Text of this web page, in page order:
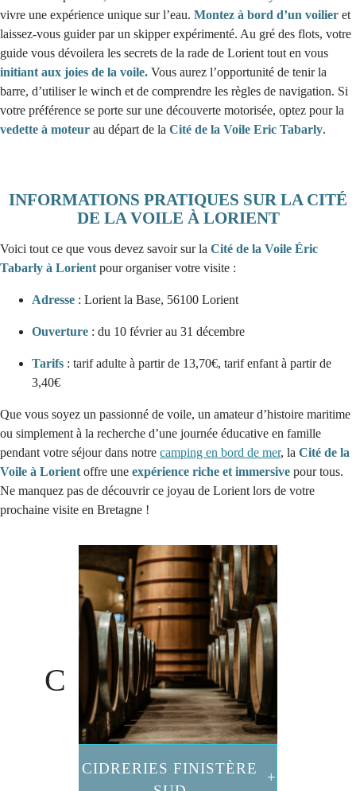
vivre une expérience unique sur l’eau. Montez à bord d’un voilier et
laissez-vous guider par un skipper expérimenté. Au gré des flots, votre
guide vous dévoilera les secrets de la rade de Lorient tout en vous
initiant aux joies de la voile. Vous aurez l’opportunité de tenir la
barre, d’utiliser le winch et de comprendre les règles de navigation. Si
votre préférence se porte sur une découverte motorisée, optez pour la
vedette à moteur au départ de la Cité de la Voile Eric Tabarly.
INFORMATIONS PRATIQUES SUR LA CITÉ
DE LA VOILE À LORIENT
Voici tout ce que vous devez savoir sur la Cité de la Voile Éric
Tabarly à Lorientpour organiser votre visite :
Adresse : Lorient la Base, 56100 Lorient
Ouverture : du 10 février au 31 décembre
Tarifs : tarif adulte à partir de 13,70€, tarif enfant à partir de
3,40€
Que vous soyez un passionné de voile, un amateur d’histoire maritime
ou simplement à la recherche d’une journée éducative en famille
pendant votre séjour dans notre camping en bord de mer, la Cité de la
Voile à Lorientoffre une expérience riche et immersive pour tous.
Ne manquez pas de découvrir ce joyau de Lorient lors de votre
prochaine visite en Bretagne !
CIDRERIES FINISTÈRE